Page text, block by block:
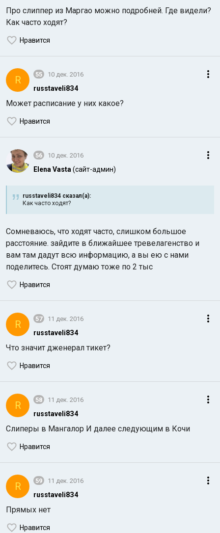
Про слиппер из Маргао можно подробней. Где видели?
Как часто ходят?
Нравится
R 55 10 дек. 2016
russtaveli8З4
Может расписание у них какое?
Нравится
56 10 дек. 2016
Elena Vasta (сайт-админ)
russtaveli8З4 сказал(а):
Как часто ходят?
Сомневаюсь, что ходят часто, слишком большое
расстояние. зайдите в ближайшее тревелагенство и
вам там дадут всю информацию, а вы ею с нами
поделитесь. Стоят думаю тоже по 2 тыс
Нравится
R 57 11 дек. 2016
russtaveli8З4
Что значит дженерал тикет?
Нравится
R 58 11 дек. 2016
russtaveli8З4
Слиперы в Мангалор И далее следующим в Кочи
Нравится
R 59 11 дек. 2016
russtaveli8З4
Прямых нет
Нравится